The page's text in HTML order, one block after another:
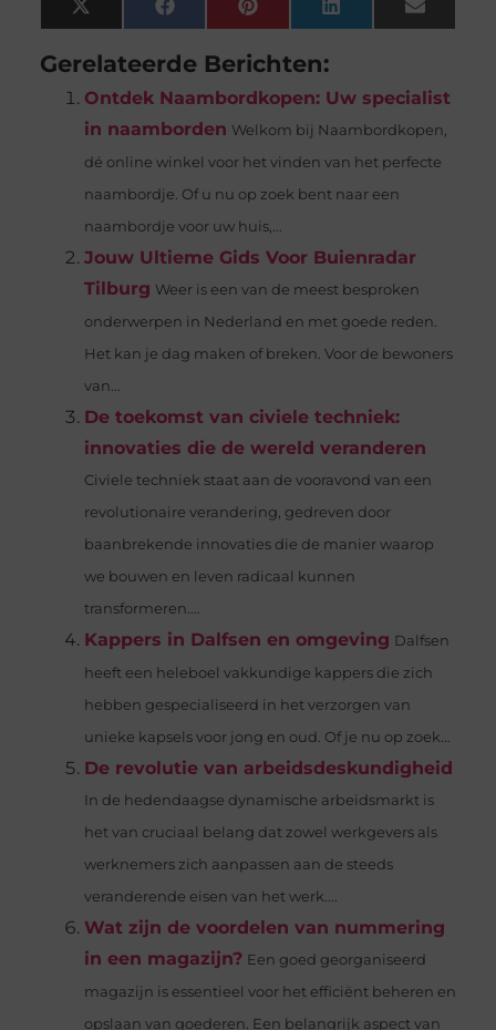
X
(Twitter)
FacebookPinterestLinkedInEmail
Gerelateerde Berichten:
Ontdek Naambordkopen: Uw specialist
in naamborden Welkom bij Naambordkopen,
dé online winkel voor het vinden van het perfecte
naambordje. Of u nu op zoek bent naar een
naambordje voor uw huis,...
Jouw Ultieme Gids Voor Buienradar
Tilburg Weer is een van de meest besproken
onderwerpen in Nederland en met goede reden.
Het kan je dag maken of breken. Voor de bewoners
van...
De toekomst van civiele techniek:
innovaties die de wereld veranderen
Civiele techniek staat aan de vooravond van een
revolutionaire verandering, gedreven door
baanbrekende innovaties die de manier waarop
we bouwen en leven radicaal kunnen
transformeren....
Kappers in Dalfsen en omgeving Dalfsen
heeft een heleboel vakkundige kappers die zich
hebben gespecialiseerd in het verzorgen van
unieke kapsels voor jong en oud. Of je nu op zoek...
De revolutie van arbeidsdeskundigheid
In de hedendaagse dynamische arbeidsmarkt is
het van cruciaal belang dat zowel werkgevers als
werknemers zich aanpassen aan de steeds
veranderende eisen van het werk....
Wat zijn de voordelen van nummering
in een magazijn? Een goed georganiseerd
magazijn is essentieel voor het efficiënt beheren en
opslaan van goederen. Een belangrijk aspect van